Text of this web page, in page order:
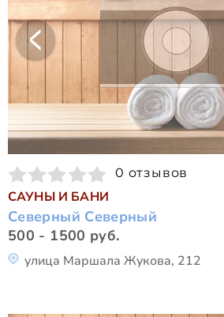
0 отзывов
САУНЫ И БАНИ
Северный Северный
500 - 1500 руб.
улица Маршала Жукова, 212